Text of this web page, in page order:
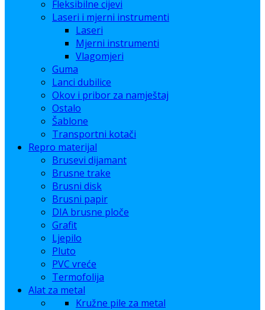
Fleksibilne cijevi
Laseri i mjerni instrumenti
Laseri
Mjerni instrumenti
Vlagomjeri
Guma
Lanci dubilice
Okov i pribor za namještaj
Ostalo
Šablone
Transportni kotači
Repro materijal
Brusevi dijamant
Brusne trake
Brusni disk
Brusni papir
DIA brusne ploče
Grafit
Ljepilo
Pluto
PVC vreće
Termofolija
Alat za metal
Kružne pile za metal